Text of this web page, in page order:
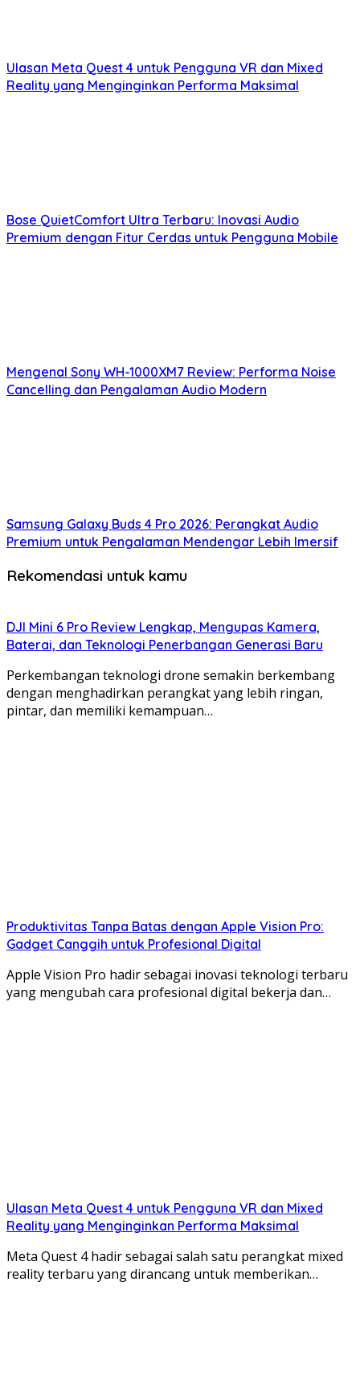
Ulasan Meta Quest 4 untuk Pengguna VR dan Mixed
Reality yang Menginginkan Performa Maksimal
Bose QuietComfort Ultra Terbaru: Inovasi Audio
Premium dengan Fitur Cerdas untuk Pengguna Mobile
Mengenal Sony WH-1000XM7 Review: Performa Noise
Cancelling dan Pengalaman Audio Modern
Samsung Galaxy Buds 4 Pro 2026: Perangkat Audio
Premium untuk Pengalaman Mendengar Lebih Imersif
Rekomendasi untuk kamu
DJI Mini 6 Pro Review Lengkap, Mengupas Kamera,
Baterai, dan Teknologi Penerbangan Generasi Baru
Perkembangan teknologi drone semakin berkembang
dengan menghadirkan perangkat yang lebih ringan,
pintar, dan memiliki kemampuan…
Produktivitas Tanpa Batas dengan Apple Vision Pro:
Gadget Canggih untuk Profesional Digital
Apple Vision Pro hadir sebagai inovasi teknologi terbaru
yang mengubah cara profesional digital bekerja dan…
Ulasan Meta Quest 4 untuk Pengguna VR dan Mixed
Reality yang Menginginkan Performa Maksimal
Meta Quest 4 hadir sebagai salah satu perangkat mixed
reality terbaru yang dirancang untuk memberikan…